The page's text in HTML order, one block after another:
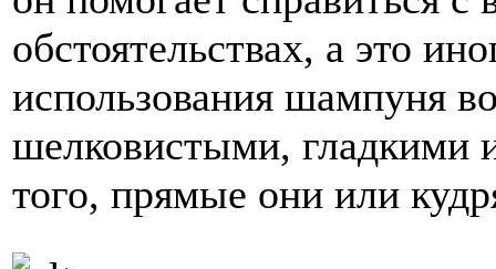
обстоятельствах, а это
использования шампуня
шелковистыми, гладкими
того, прямые они или